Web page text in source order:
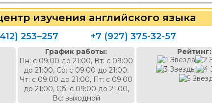
изучения английского языка
253‒257 +7 (927) 375-32-57
График работы:
Пн: с 09:00 до 21:00, Вт: с 09:00
до 21:00, Ср: с 09:00 до 21:00,
Чт: с 09:00 до 21:00, Пт: с 09:00
до 21:00, Сб: с 09:00 до 21:00,
Вс: выходной
Рейтинг: